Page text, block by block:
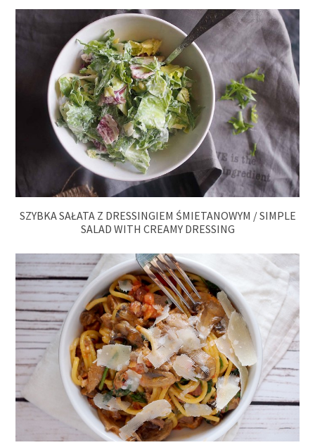
SZYBKA SAŁATA Z DRESSINGIEM ŚMIETANOWYM / SIMPLE
SALAD WITH CREAMY DRESSING